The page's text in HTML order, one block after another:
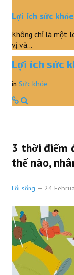
Lợi ích sức
Không chỉ là một
vị và…
Lợi ích sức
in Sức khỏe
3 thời điểm
thế nào,
Lối sống 24